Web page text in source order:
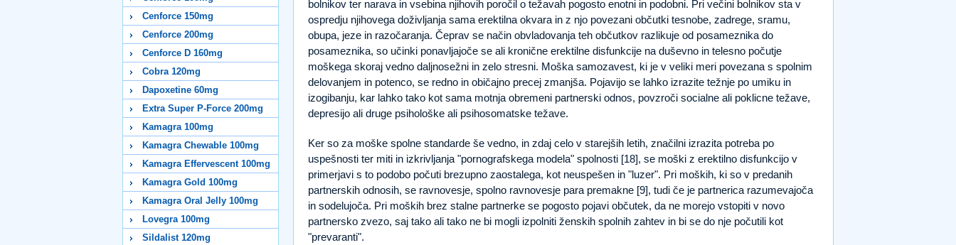
Cenforce 150mg
Cenforce 200mg
Cenforce D 160mg
Cobra 120mg
Dapoxetine 60mg
Extra Super P-Force 200mg
Kamagra 100mg
Kamagra Chewable 100mg
Kamagra Effervescent 100mg
Kamagra Gold 100mg
Kamagra Oral Jelly 100mg
Lovegra 100mg
Sildalist 120mg
bolnikov ter narava in vsebina njihovih poročil o težavah pogosto enotni in podobni. Pri večini bolnikov sta v
ospredju njihovega doživljanja sama erektilna okvara in z njo povezani občutki tesnobe, zadrege, sramu,
obupa, jeze in razočaranja. Čeprav se način obvladovanja teh občutkov razlikuje od posameznika do
posameznika, so učinki ponavljajoče se ali kronične erektilne disfunkcije na duševno in telesno počutje
moškega skoraj vedno daljnosežni in zelo stresni. Moška samozavest, ki je v veliki meri povezana s spolnim
delovanjem in potenco, se redno in običajno precej zmanjša. Pojavijo se lahko izrazite težnje po umiku in
izogibanju, kar lahko tako kot sama motnja obremeni partnerski odnos, povzroči socialne ali poklicne težave,
depresijo ali druge psihološke ali psihosomatske težave.
Ker so za moške spolne standarde še vedno, in zdaj celo v starejših letih, značilni izrazita potreba po
uspešnosti ter miti in izkrivljanja "pornografskega modela" spolnosti [18], se moški z erektilno disfunkcijo v
primerjavi s to podobo počuti brezupno zaostalega, kot neuspešen in "luzer". Pri moških, ki so v predanih
partnerskih odnosih, se ravnovesje, spolno ravnovesje para premakne [9], tudi če je partnerica razumevajoča
in sodelujoča. Pri moških brez stalne partnerke se pogosto pojavi občutek, da ne morejo vstopiti v novo
partnersko zvezo, saj tako ali tako ne bi mogli izpolniti ženskih spolnih zahtev in bi se do nje počutili kot
"prevaranti".